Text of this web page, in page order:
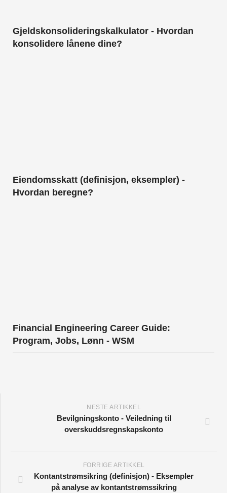
Gjeldskonsolideringskalkulator - Hvordan
konsolidere lånene dine?
Eiendomsskatt (definisjon, eksempler) -
Hvordan beregne?
Financial Engineering Career Guide:
Program, Jobs, Lønn - WSM
NESTE ARTIKKEL
Bevilgningskonto - Veiledning til
overskuddsregnskapskonto
FORRIGE ARTIKKEL
Kontantstrømsikring (definisjon) - Eksempler
på analyse av kontantstrømssikring